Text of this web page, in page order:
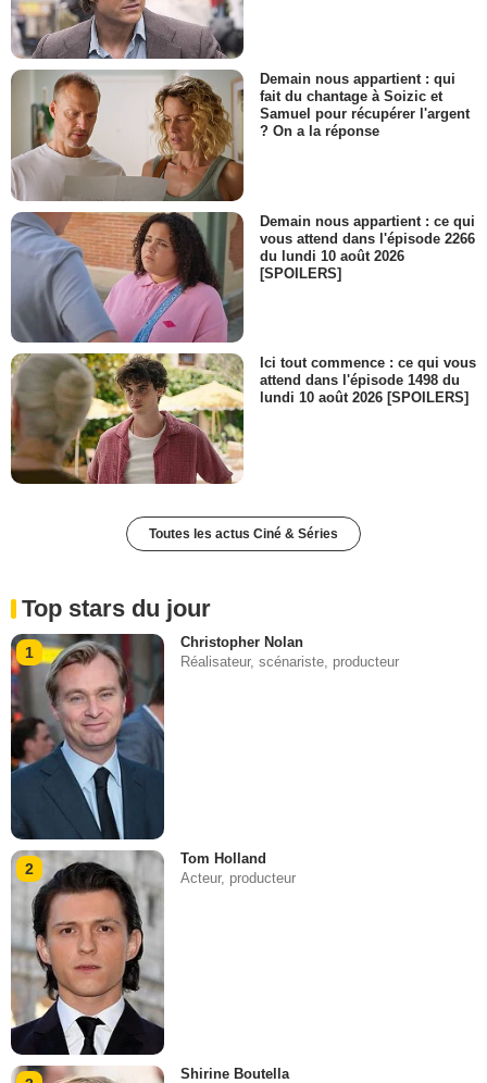
Demain nous appartient : qui
fait du chantage à Soizic et
Samuel pour récupérer l'argent
? On a la réponse
Demain nous appartient : ce qui
vous attend dans l'épisode 2266
du lundi 10 août 2026
[SPOILERS]
Ici tout commence : ce qui vous
attend dans l'épisode 1498 du
lundi 10 août 2026 [SPOILERS]
Toutes les actus Ciné & Séries
Top stars du jour
1
Christopher Nolan
Réalisateur, scénariste, producteur
2
Tom Holland
Acteur, producteur
Shirine Boutella